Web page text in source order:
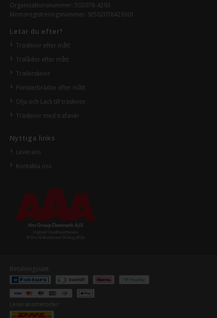
Organisationsnummer: 502078-4293
Momsregistreringsnummer: SE502078429301
Letar du efter?
Träskivor efter mått
Trälådor efter mått
Trailerskivor
Fönsterbrädor efter mått
Olja och Lack till träskivor
Träskivor med träfanér
Nyttiga links
Leverans
Kontakta oss
Betalningssätt:
Leveransmetoder: